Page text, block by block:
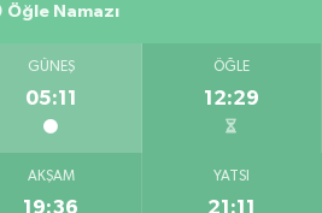
Öğle Namazı
GÜNEŞ
05:11
ÖĞLE
12:29
AKŞAM
19:36
YATSI
21:11